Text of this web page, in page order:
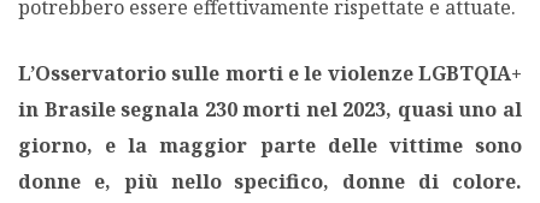
potrebbero essere effettivamente rispettate e attuate.
L’Osservatorio sulle morti e le violenze LGBTQIA+
in Brasile segnala 230 morti nel 2023, quasi uno al
giorno, e la maggior parte delle vittime sono
donne e, più nello specifico, donne di colore.